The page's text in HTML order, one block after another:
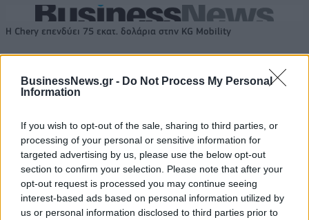
BusinessNews.gr - Do Not Process My Personal
Information
If you wish to opt-out of the sale, sharing to third parties, or
processing of your personal or sensitive information for
targeted advertising by us, please use the below opt-out
section to confirm your selection. Please note that after your
opt-out request is processed you may continue seeing
interest-based ads based on personal information utilized by
us or personal information disclosed to third parties prior to
Η Chery επενδύει 75 εκατ. δολάρια στην KG Mobility
Το FIAT 500 Hybrid τώρα από
18.990 ευρώ
Ατρόμητος και Novibet
2028
18η συνεχόμενη χρονιά για τον ΟΤΕ στη διεθνή σειρά δεικτών
FTSE4Good